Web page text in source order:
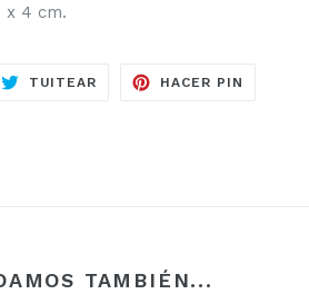
x 4 cm.
TUITEAR TUITEARHACER PIN
TAMBIÉN...